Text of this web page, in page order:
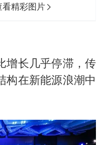
精彩图片
增长几乎停滞，传
构在新能源浪潮中